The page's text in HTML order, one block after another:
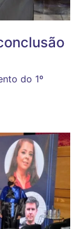
do 1º